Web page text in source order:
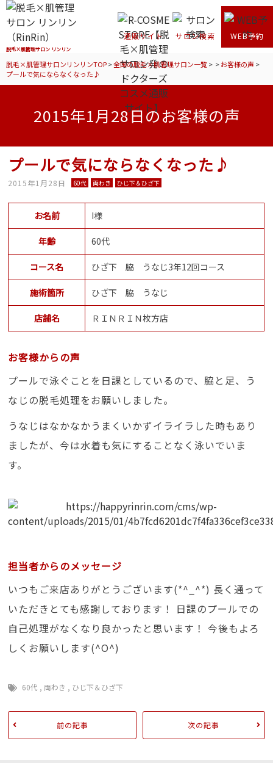
脱毛×肌管理サロン リンリン
通販サイト サロン検索 WEB予約
脱毛×肌管理サロンリンリンTOP>全国の脱毛×肌管理サロン一覧> >お客様の声 >
プールで気にならなくなった♪
2015年1月28日のお客様の声
プールで気にならなくなった♪
2015年1月28日 60代 両わき ひじ下＆ひざ下
お名前 I様
年齢 60代
コース名 ひざ下 脇 うなじ3年12回コース
施術箇所 ひざ下 脇 うなじ
店舗名 ＲＩＮＲＩＮ枚方店
お客様からの声
プールで泳ぐことを日課としているので、脇と足、う
なじの脱毛処理をお願いしました。
うなじはなかなかうまくいかずイライラした時もあり
ましたが、今は水着も気にすることなく泳いでいま
す。
担当者からのメッセージ
いつもご来店ありがとうございます(*^_^*) 長く通って
いただきとても感謝しております！ 日課のプールでの
自己処理がなくなり良かったと思います！ 今後もよろ
しくお願いします(^O^)
60代 ,両わき , ひじ下＆ひざ下
前の記事 次の記事